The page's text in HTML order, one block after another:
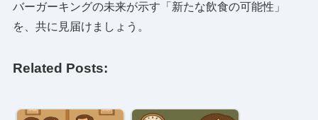
バーガーキングの未来が示す「新たな飲食の可能性」
を、共に見届けましょう。
Related Posts: